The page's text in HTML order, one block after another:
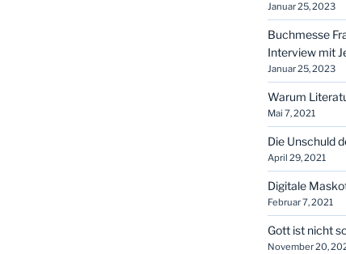
Januar 25, 2023
Buchmesse
Interview mit
Januar 25, 2023
Warum
Mai 7, 2021
Die Unschuld
April 29, 2021
Digitale
Februar 7, 2021
Gott ist nicht
November 20,